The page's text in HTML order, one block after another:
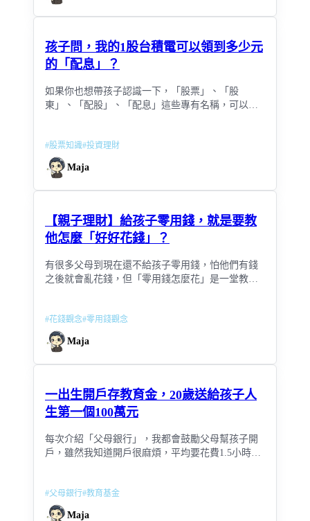
孩子問，我的1股台積電可以領到多少元
的「配息」？
如果你也想帶孩子認識一下，「股票」、「股
東」、「配股」、「配息」這些專有名稱，可以好
#股票知識#投資理財
Maja
【親子理財】給孩子零用錢，就是要教
他怎麼「好好花錢」？
有很多父母到現在還不給孩子零用錢，怕他們有錢
之後就會亂花錢，但「零用錢怎麼花」是一堂教孩
要」最好的刻意練習。
#花錢觀念#零用錢觀念
Maja
一出生開戶存教育金，20歲送給孩子人
生第一個100萬元
每次介紹「父母銀行」，我都會鼓勵父母幫孩子開
戶，雖然我知道開戶很麻煩，平均要花費1.5小時，
#父母銀行#教育基金
Maja